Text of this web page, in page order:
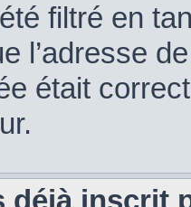
filtré en
l’adresse
était
déjà inscrit